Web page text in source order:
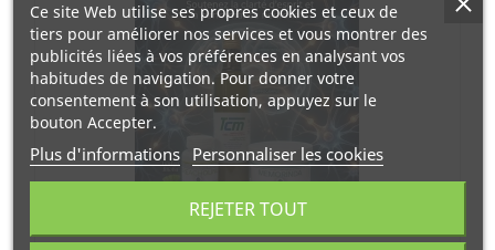
Ce site Web utilise ses propres cookies et ceux de
tiers pour améliorer nos services et vous montrer des
publicités liées à vos préférences en analysant vos
habitudes de navigation. Pour donner votre
consentement à son utilisation, appuyez sur le
bouton Accepter.
Plus d'informations Personnaliser les cookies
REJETER TOUT